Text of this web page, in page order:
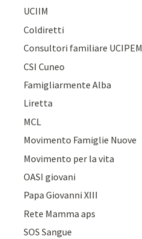
UCIIM
Coldiretti
Consultori familiare UCIPEM
CSI Cuneo
Famigliarmente Alba
Liretta
MCL
Movimento Famiglie Nuove
Movimento per la vita
OASI giovani
Papa Giovanni XIII
Rete Mamma aps
SOS Sangue